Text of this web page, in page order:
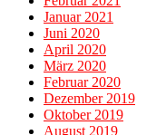
Januar 2021
Juni 2020
April 2020
März 2020
Februar 2020
Dezember 2019
Oktober 2019
August 2019